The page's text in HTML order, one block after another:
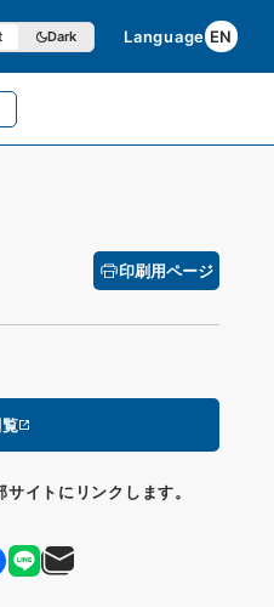
Dark Language EN
印刷用ページ
イトにリンクします。